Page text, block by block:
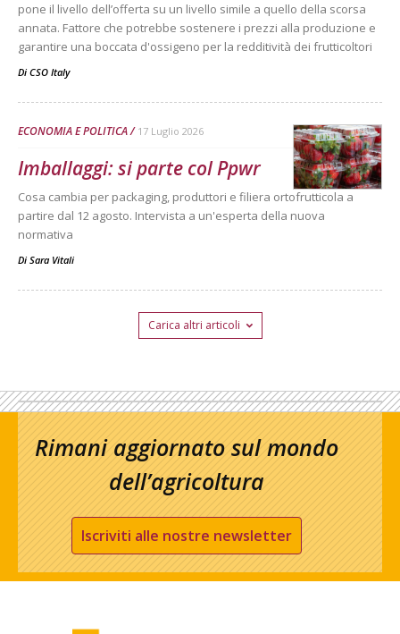
pone il livello dell’offerta su un livello simile a quello della scorsa
annata. Fattore che potrebbe sostenere i prezzi alla produzione e
garantire una boccata d'ossigeno per la redditività dei frutticoltori
Di CSO Italy
ECONOMIA E POLITICA 17 Luglio 2026
Imballaggi: si parte col Ppwr
Cosa cambia per packaging, produttori e filiera ortofrutticola a
partire dal 12 agosto. Intervista a un'esperta della nuova
normativa
Di Sara Vitali
Carica altri articoli
Rimani aggiornato sul mondo
dell’agricoltura
Iscriviti alle nostre newsletter